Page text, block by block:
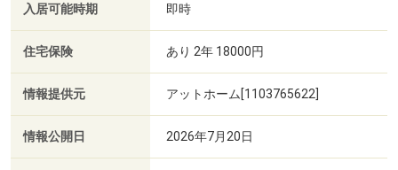
入居可能時期 即時
住宅保険 あり 2年 18000円
情報提供元 アットホーム[1103765622]
情報公開日 2026年7月20日